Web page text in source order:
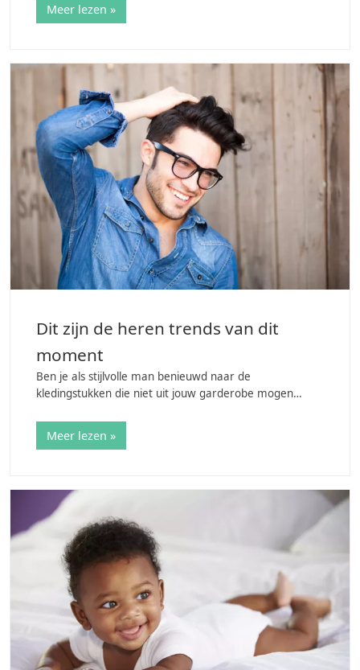
Meer lezen »
Dit zijn de heren trends van dit
moment
Ben je als stijlvolle man benieuwd naar de
kledingstukken die niet uit jouw garderobe mogen
lees…
Meer lezen »